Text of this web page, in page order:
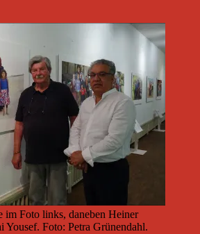
im Foto links, daneben Heiner
Yousef. Foto: Petra Grünendahl.